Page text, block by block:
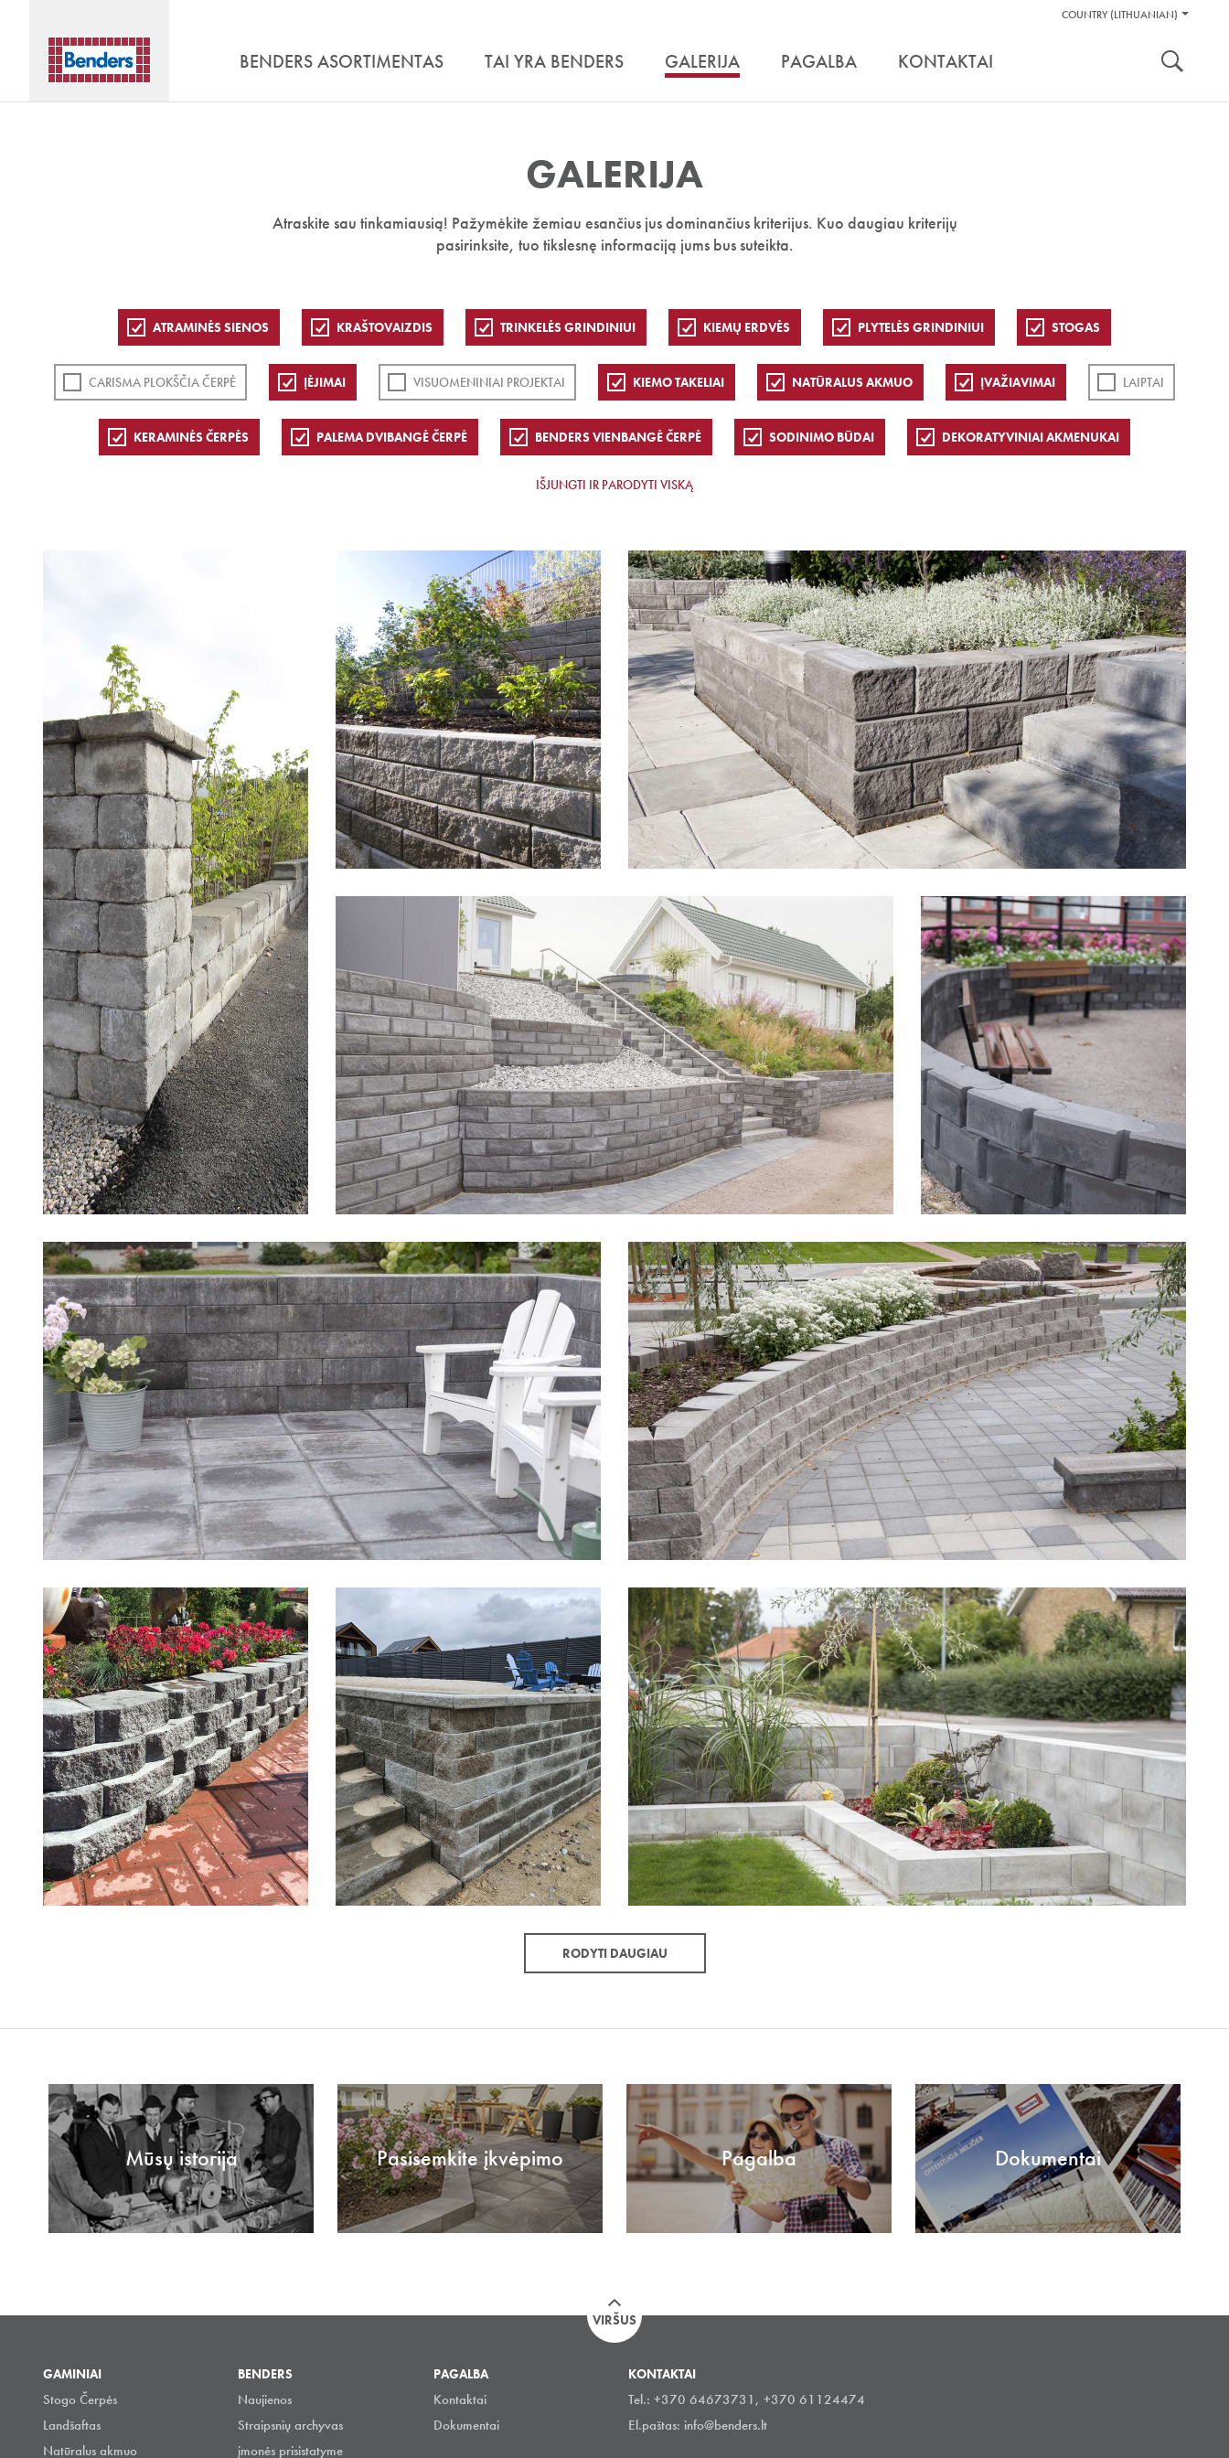
Pagalbos
COUNTRY (LITHUANIAN)
BENDERS ASORTIMENTAS TAI YRA BENDERS GALERIJA PAGALBA KONTAKTAI
GALERIJA
Atraskite sau tinkamiausią! Pažymėkite žemiau esančius jus dominančius kriterijus. Kuo daugiau kriterijų
pasirinksite, tuo tikslesnę informaciją jums bus suteikta.
ATRAMINĖS SIENOS KRAŠTOVAIZDIS TRINKELĖS GRINDINIUI KIEMŲ ERDVĖS PLYTELĖS GRINDINIUI STOGAS
CARISMA PLOKŠČIA ČERPĖ ĮĖJIMAI VISUOMENINIAI PROJEKTAI KIEMO TAKELIAI NATŪRALUS AKMUO ĮVAŽIAVIMAI LAIPTAI
KERAMINĖS ČERPĖS PALEMA DVIBANGĖ ČERPĖ BENDERS VIENBANGĖ ČERPĖ SODINIMO BŪDAI DEKORATYVINIAI AKMENUKAI
IŠJUNGTI IR PARODYTI VISKĄ
RODYTI DAUGIAU
Mūsų istorija Pasisemkite įkvėpimo Pagalba Dokumentai
VIRŠUS
GAMINIAI
Stogo Čerpės
Landšaftas
Natūralus akmuo
BENDERS
Naujienos
Straipsnių archyvas
įmonės prisistatyme
PAGALBA
Kontaktai
Dokumentai
KONTAKTAI
Tel.: +370 64673731, +370 61124474
El.paštas: info@benders.lt